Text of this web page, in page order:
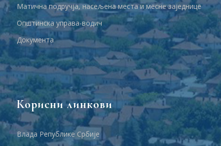
Матична подручја, насељена места и месне заједнице
Општинска управа-водич
Документа
Корисни линкови
Влада Републике Србије